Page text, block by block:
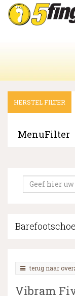
HERSTEL FILTER
MenuFilter
terug naar
Vibram